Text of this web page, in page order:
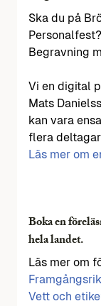
Ska du på
Begravning
Vi en digital
Mats
kan vara
flera
Läs mer om
Boka en
hela landet.
Läs mer om
Vett och